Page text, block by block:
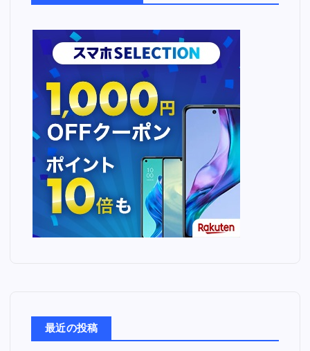
最近の投稿